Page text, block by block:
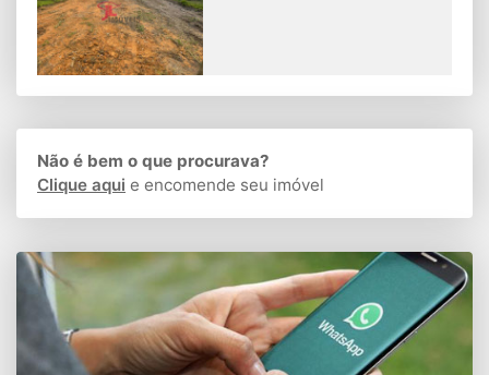
Não é bem o que procurava?
Clique aqui e encomende seu imóvel